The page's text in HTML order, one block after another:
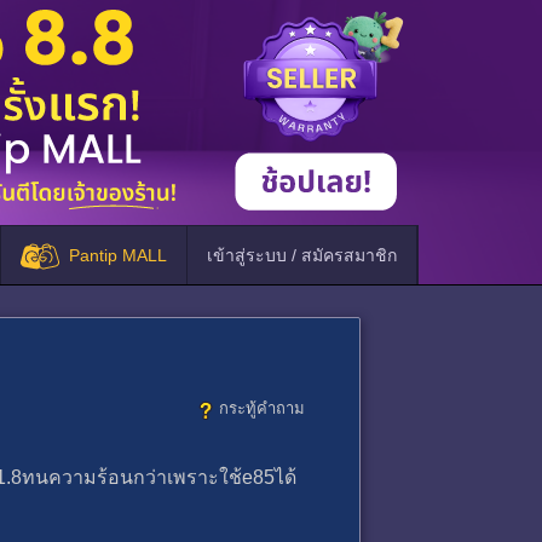
Pantip MALL เข้าสู่ระบบ / สมัครสมาชิก
กระทู้คำถาม
ทนความร้อนกว่าเพราะใช้e85ได้